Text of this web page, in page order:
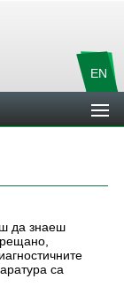
EN
да знаеш
са